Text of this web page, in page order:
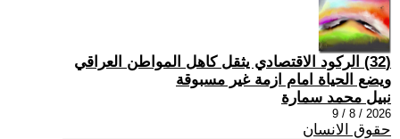
(32) الركود الاقتصادي يثقل كاهل المواطن العراقي
ويضع الحياة امام ازمة غير مسبوقة
نبيل محمد سمارة
2026 / 8 / 9
حقوق الانسان